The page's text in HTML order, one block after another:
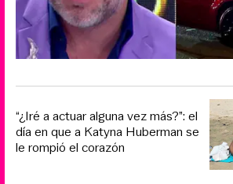
“¿Iré a actuar alguna vez más?”: el
día en que a Katyna Huberman se
le rompió el corazón